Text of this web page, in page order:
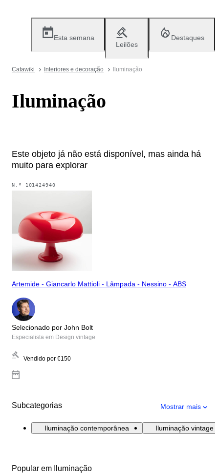
Esta semana
Leilões
Destaques
Catawiki Interiores e decoração Iluminação
Iluminação
Este objeto já não está disponível, mas ainda há
muito para explorar
N.º 101424940
Artemide - Giancarlo Mattioli - Lâmpada - Nessino - ABS
Selecionado por John Bolt
Especialista em Design vintage
Vendido por €150
Subcategorias Mostrar mais
Iluminação contemporânea Iluminação vintage
Popular em Iluminação